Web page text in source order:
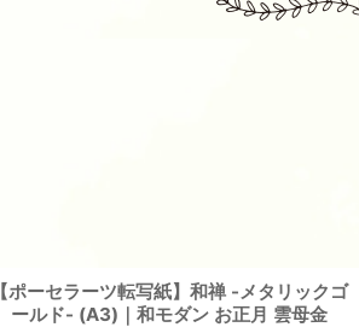
【ポーセラーツ転写紙】和禅 -メタリックゴ
ールド- (A3)｜和モダン お正月 雲母金